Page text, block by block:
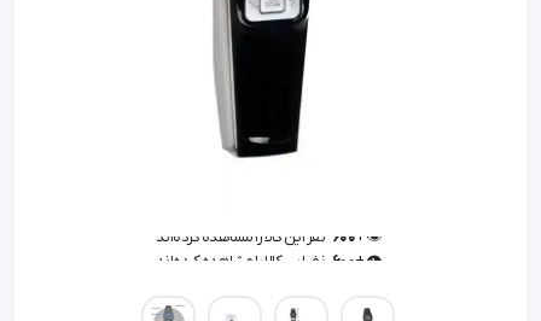
600
نفر این کالا را مشاهده کرده‌اند